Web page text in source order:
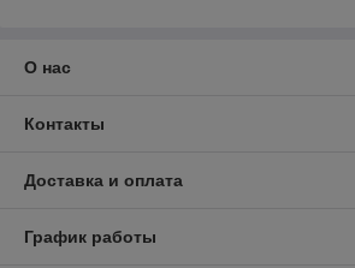
О нас
Контакты
Доставка и оплата
График работы